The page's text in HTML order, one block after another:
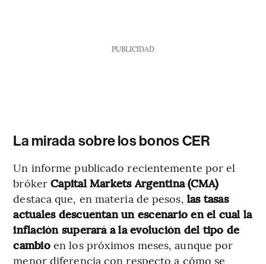
PUBLICIDAD
La mirada sobre los bonos CER
Un informe publicado recientemente por el
brókerCapital Markets Argentina (CMA)
destaca que, en materia de pesos, las tasas
actuales descuentan un escenario en el cual la
inflación superará a la evolución del tipo de
cambioen los próximos meses, aunque por
menor diferencia con respecto a cómo se